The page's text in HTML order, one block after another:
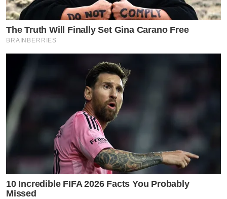
The Truth Will Finally Set Gina Carano Free
BRAINBERRIES
10 Incredible FIFA 2026 Facts You Probably
Missed